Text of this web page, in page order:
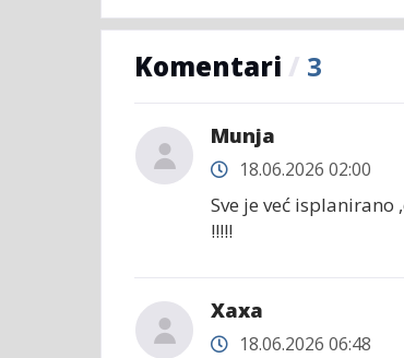
Komentari / 3
Munja
18.06.2026 02:00
Sve je već isplanirano
!!!!!
Хаха
18.06.2026 06:48